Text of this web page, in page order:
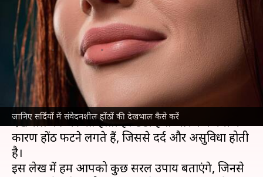
जानिए सर्दियों में संवेदनशील होंठों की देखभाल कैसे करें
देखभाल के लिए अपनाएं ये आसान
तरीके
लेखन अंजली Jan 13, 2025 09:45 am
क्या है खबर?
सर्दियों का मौसम आते ही हमारी त्वचा और होंठों को खास
देखभाल की जरूरत होती है। ठंडी हवा और कम नमी के
कारण होंठ फटने लगते हैं, जिससे दर्द और असुविधा होती
है।
इस लेख में हम आपको कुछ सरल उपाय बताएंगे, जिनसे